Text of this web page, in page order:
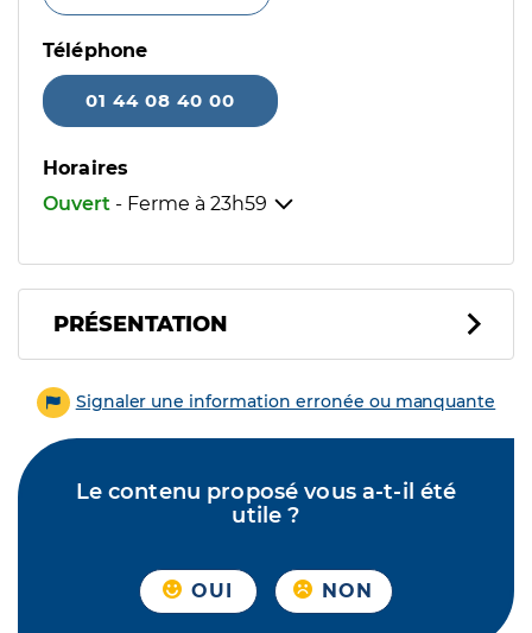
Téléphone
01 44 08 40 00
Horaires
Ouvert - Ferme à 23h59
PRÉSENTATION
Signaler une information erronée ou manquante
Le contenu proposé vous a-t-il été
utile ?
OUI NON